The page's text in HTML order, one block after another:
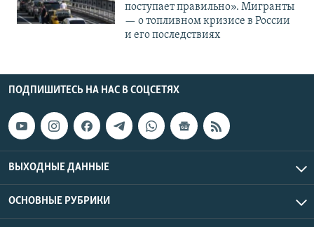
поступает правильно». Мигранты
— о топливном кризисе в России
и его последствиях
ПОДПИШИТЕСЬ НА НАС В СОЦСЕТЯХ
ВЫХОДНЫЕ ДАННЫЕ
ОСНОВНЫЕ РУБРИКИ